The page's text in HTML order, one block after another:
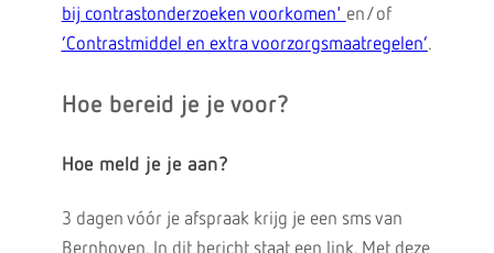
bij contrastonderzoeken voorkomen' en/of
‘Contrastmiddel en extra voorzorgsmaatregelen’.
Hoe bereid je je voor?
Hoe meld je je aan?
3 dagen vóór je afspraak krijg je een sms van
Bernhoven. In dit bericht staat een link. Met deze